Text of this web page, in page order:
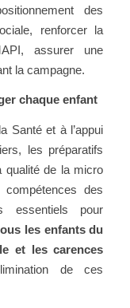
des
renforcer la
assurer une
la campagne.
chaque enfant
Santé et à l’appui
les préparatifs
qualité de la micro
des
essentiels pour
les enfants du
et lescarences
de ces